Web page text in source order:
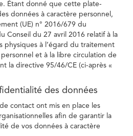
Étant donné que cette plate-
données à caractère personnel,
(UE) n° 2016/679 du
Conseil du 27 avril 2016 relatif à la
physiques à l’égard du traitement
et à la libre circulation de
la directive 95/46/CE (ci-après «
des données
contact ont mis en place les
afin de garantir la
de vos données à caractère